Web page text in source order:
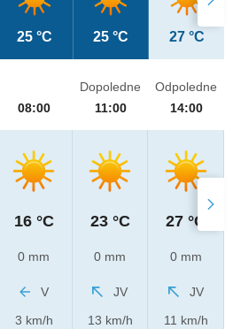
25 °C 25 °C 27 °C
08:00
16 °C
0 mm
V
3 km/h
Dopoledne
11:00
23 °C
0 mm
JV
13 km/h
Odpoledne
14:00
27 °C
0 mm
JV
11 km/h